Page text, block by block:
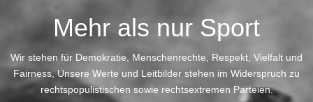
Mehr als nur Sport
Wir stehen für Demokratie, Menschenrechte, Respekt, Vielfalt und
Fairness, Unsere Werte und Leitbilder stehen im Widerspruch zu
rechtspopulistischen sowie rechtsextremen Parteien.